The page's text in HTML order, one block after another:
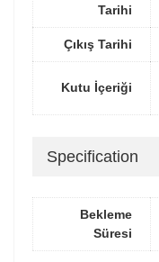
Tarihi
Çıkış Tarihi
Kutu İçeriği
Specification
Bekleme
Süresi